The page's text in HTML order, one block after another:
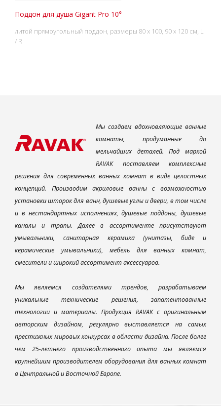
Поддон для душа Gigant Pro 10°
литой прямоугольный поддон, размеры 80 x 100, 90 x 120 см, L
/ R
Мы создаем вдохновляющие ванные
комнаты, продуманные до
мельчайших деталей. Под маркой
RAVAK поставляем комплексные
решения для современных ванных комнат в виде целостных
концепций. Производим акриловые ванны с возможностью
установки шторок для ванн, душевые углы и двери, в том числе
и в нестандартных исполнениях, душевые поддоны, душевые
каналы и трапы. Далее в ассортименте присутствуют
умывальники, санитарная керамика (унитазы, биде и
керамические умывальники), мебель для ванных комнат,
смесители и широкий ассортимент аксессуаров.
Мы являемся создателями трендов, разрабатываем
уникальные технические решения, запатентованные
технологии и материалы. Продукция RAVAK с оригинальным
авторским дизайном, регулярно выставляется на самых
престижных мировых конкурсах в области дизайна. После более
чем 25-летнего производственного опыта мы являемся
крупнейшим производителем оборудования для ванных комнат
в Центральной и Восточной Европе.